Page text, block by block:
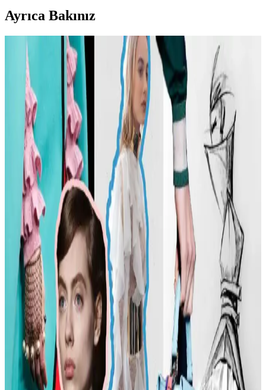
Ayrıca Bakınız
Carolyn Bessette Kennedy Stili ve 90'lar
Minimalizminin Günümüzdeki Yansımaları
Carolyn Bessette Kennedy'nin 90'lar minimalizmini yansıtan stili,
fiziksel özelliklere dayalı popülerliği ve aşırı yüceltilmesiyle
tartışılıyor. Günümüzde moda daha fazla bireysellik ve çeşitlilik
arıyor.
Günlük Moda Soruları ve Stil Önerileri: Vücut
Tipine Uygun Kombinasyonlar ve Ayakkabı Seçimi
Moda ve stil, kişisel tercihlere göre şekillenir. Vücut tipine uygun
kıyafet seçimi, günlük kombin önerileri ve rahat ayakkabı
markalarıyla şıklığı yakalayın. İkinci el lüks ürün alımında dikkat
edilmesi gerekenler burada.
Kadın Modasında Beden Tipi, Sürdürülebilirlik ve
Mevsime Uygun Stil Önerileri
Kadın modasında beden tipine uygun kıyafet seçimi, sürdürülebilir
markalar ve mevsimsel kombin önerileri ele alınmaktadır. Estetik ve
konforu birleştiren pratik stil yaklaşımları sunulmaktadır.
Kadın Moda Tavsiyeleri: Günlük Stil Önerileri,
Vücut Şekline Uygun Giysiler ve Kombin İpuçları
Kadın modasında renk uyumu, vücut şekline uygun giysiler, rahat
ayakkabılar ve aksesuar seçimi gibi konularda pratik öneriler
sunulmaktadır. Stil ikonlarından ilham alınarak sürdürülebilir moda
tercihleri vurgulanıyor.